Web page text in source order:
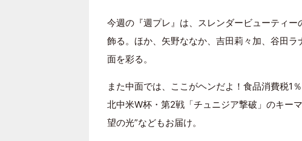
今週の『週プレ』は、スレンダービューティ
飾る。ほか、矢野ななか、吉田莉々加、谷田
面を彩る。
また中面では、ここがヘンだよ！食品消費税1
北中米W杯・第2戦「チュニジア撃破」のキー
望の光”などもお届け。